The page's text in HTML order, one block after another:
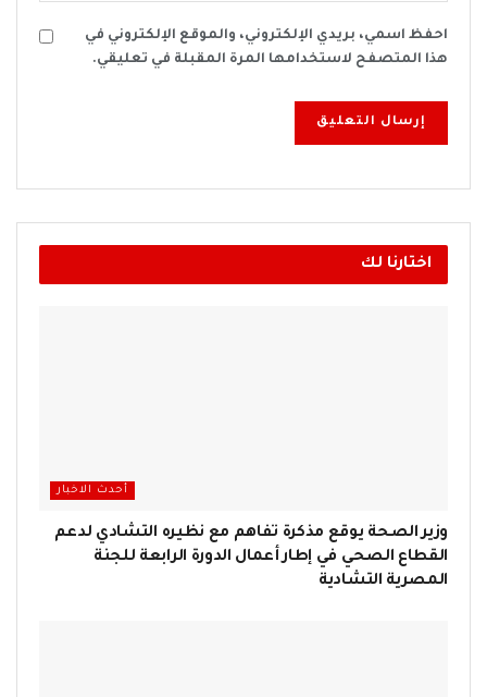
احفظ اسمي، بريدي الإلكتروني، والموقع الإلكتروني في
هذا المتصفح لاستخدامها المرة المقبلة في تعليقي.
اختارنا لك
أحدث الاخبار
وزير الصحة يوقع مذكرة تفاهم مع نظيره التشادي لدعم
القطاع الصحي في إطار أعمال الدورة الرابعة للجنة
المصرية التشادية